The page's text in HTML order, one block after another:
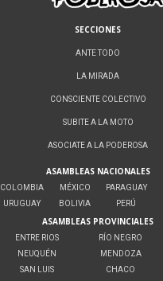
SECCIONES
ANTE TODO
LA MIRADA
CONSCIENTE COLECTIVO
SUBITE A LA MOTO
ASOCIATE A LA PODEROSA
ASAMBLEAS NACIONALES
COLOMBIA
URUGUAY
MÉXICO
BOLIVIA
PARAGUAY
PERÚ
ASAMBLEAS PROVINCIALES
ENTRE RIOS
NEUQUÉN
SAN LUIS
RÍO NEGRO
MENDOZA
CHACO